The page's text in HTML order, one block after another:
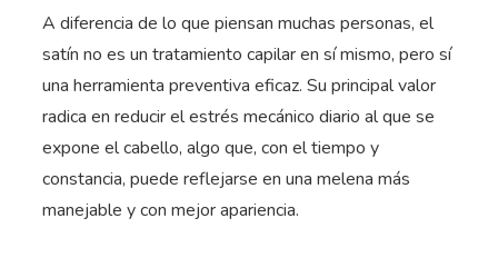
A diferencia de lo que piensan muchas personas, el
satín no es un tratamiento capilar en sí mismo, pero sí
una herramienta preventiva eficaz. Su principal valor
radica en reducir el estrés mecánico diario al que se
expone el cabello, algo que, con el tiempo y
constancia, puede reflejarse en una melena más
manejable y con mejor apariencia.